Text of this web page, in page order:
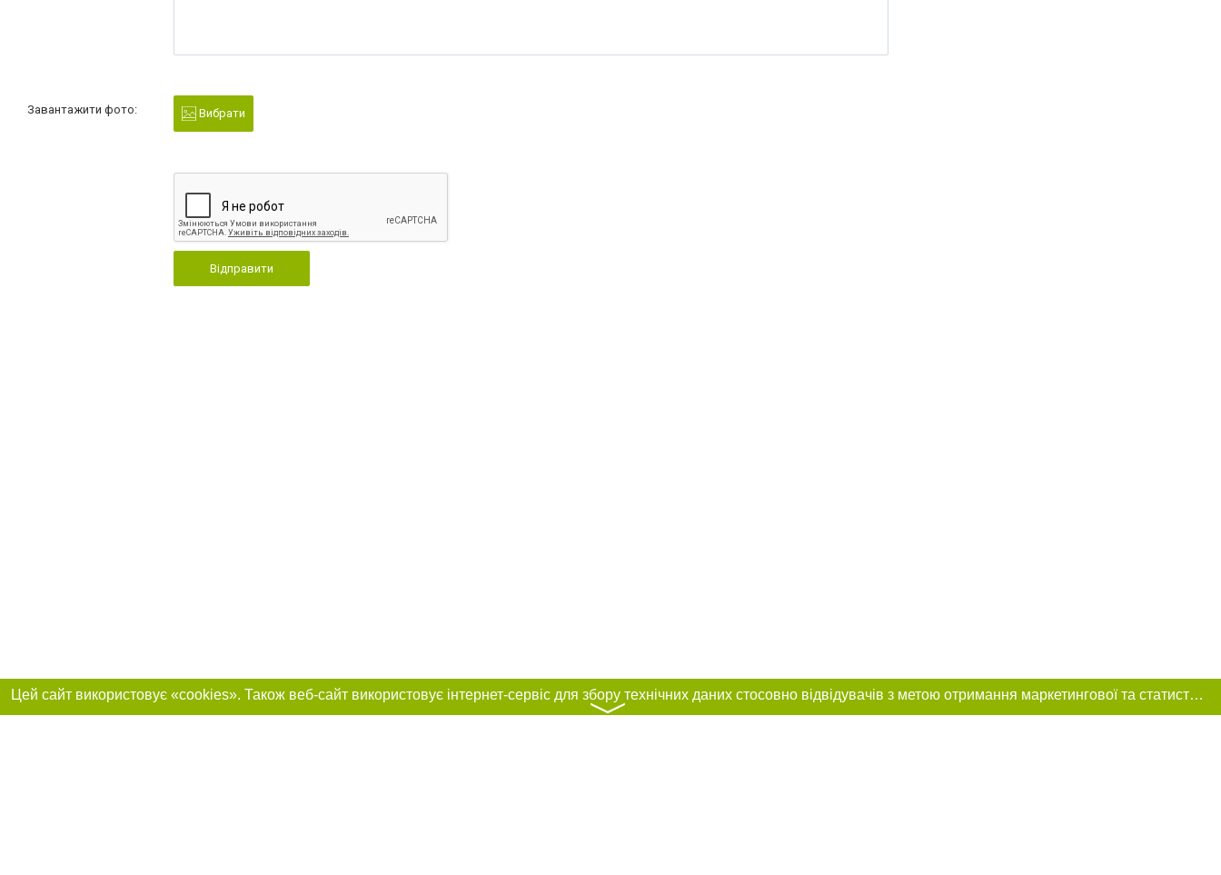
Завантажити фото: Вибрати
Відправити
Цей сайт використовує «cookies». Також веб-сайт використовує інтернет-сервіс для збору технічних даних стосовно відвідувачів з метою отримання маркетингової та статистичної інформації. Умови обробки даних відвідувачів сайту див.
〉